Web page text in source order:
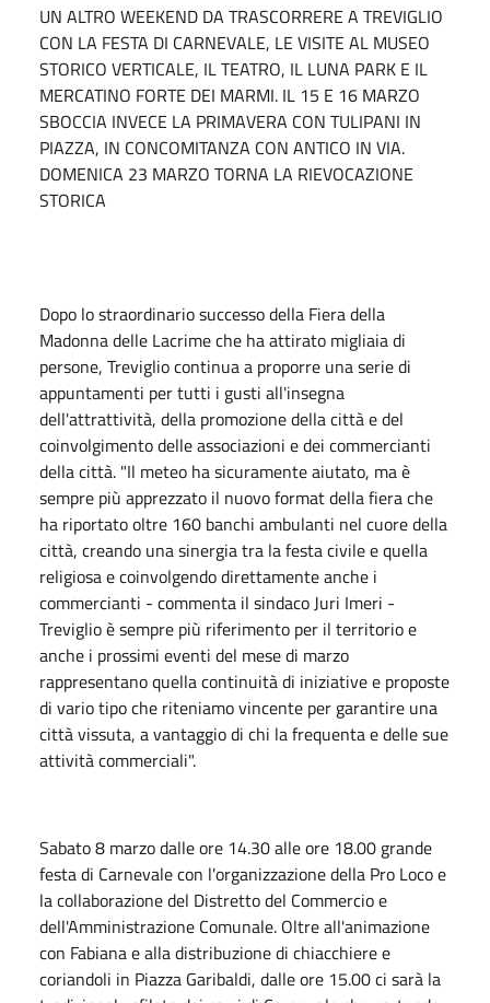
UN ALTRO WEEKEND DA TRASCORRERE A TREVIGLIO
CON LA FESTA DI CARNEVALE, LE VISITE AL MUSEO
STORICO VERTICALE, IL TEATRO, IL LUNA PARK E IL
MERCATINO FORTE DEI MARMI. IL 15 E 16 MARZO
SBOCCIA INVECE LA PRIMAVERA CON TULIPANI IN
PIAZZA, IN CONCOMITANZA CON ANTICO IN VIA.
DOMENICA 23 MARZO TORNA LA RIEVOCAZIONE
STORICA
Dopo lo straordinario successo della Fiera della
Madonna delle Lacrime che ha attirato migliaia di
persone, Treviglio continua a proporre una serie di
appuntamenti per tutti i gusti all'insegna
dell'attrattività, della promozione della città e del
coinvolgimento delle associazioni e dei commercianti
della città. "Il meteo ha sicuramente aiutato, ma è
sempre più apprezzato il nuovo format della fiera che
ha riportato oltre 160 banchi ambulanti nel cuore della
città, creando una sinergia tra la festa civile e quella
religiosa e coinvolgendo direttamente anche i
commercianti - commenta il sindaco Juri Imeri -
Treviglio è sempre più riferimento per il territorio e
anche i prossimi eventi del mese di marzo
rappresentano quella continuità di iniziative e proposte
di vario tipo che riteniamo vincente per garantire una
città vissuta, a vantaggio di chi la frequenta e delle sue
attività commerciali".
Sabato 8 marzo dalle ore 14.30 alle ore 18.00 grande
festa di Carnevale con l'organizzazione della Pro Loco e
la collaborazione del Distretto del Commercio e
dell'Amministrazione Comunale. Oltre all'animazione
con Fabiana e alla distribuzione di chiacchiere e
coriandoli in Piazza Garibaldi, dalle ore 15.00 ci sarà la